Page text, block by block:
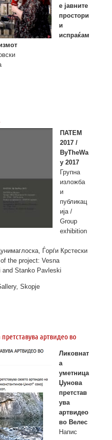
е јавните
простори
и
испраќам
ПАТЕМ
2017 /
ByTheWa
y 2017
Групна
изложба
и
публикац
ија /
Group
exhibition
Ѓорѓи Крстески
the project: Vesna
and Stanko Pavleski
Skopje
артвидео во
Ликовнат
а
уметница
Џунова
претстав
ува
артвидео
во Велес
Напис